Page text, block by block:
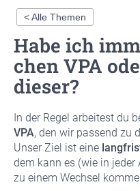
< Alle Themen
Habe ich
chen VPA
die­ser?
In der Regel arbei­test du
VPA, den wir pas­send zu
Unser Ziel ist eine
dem kann es (wie in
zu einem Wech­sel